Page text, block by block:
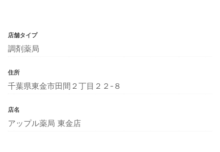
店舗タイプ
調剤薬局
住所
千葉県東金市田間２丁目２２-８
店名
アップル薬局 東金店